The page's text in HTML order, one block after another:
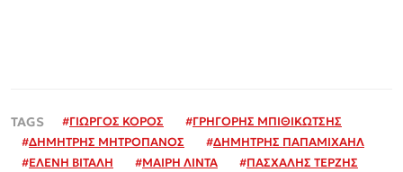
#ΓΙΩΡΓΟΣ ΚΟΡΟΣ #ΓΡΗΓΟΡΗΣ ΜΠΙΘΙΚΩΤΣΗΣ
#ΔΗΜΗΤΡΗΣ ΜΗΤΡΟΠΑΝΟΣ #ΔΗΜΗΤΡΗΣ ΠΑΠΑΜΙΧΑΗΛ
#ΕΛΕΝΗ ΒΙΤΑΛΗ #ΜΑΙΡΗ ΛΙΝΤΑ #ΠΑΣΧΑΛΗΣ ΤΕΡΖΗΣ